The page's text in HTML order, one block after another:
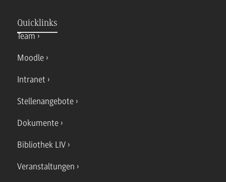
Quicklinks
Team
Moodle
Intranet
Stellenangebote
Dokumente
Bibliothek LIV
Veranstaltungen